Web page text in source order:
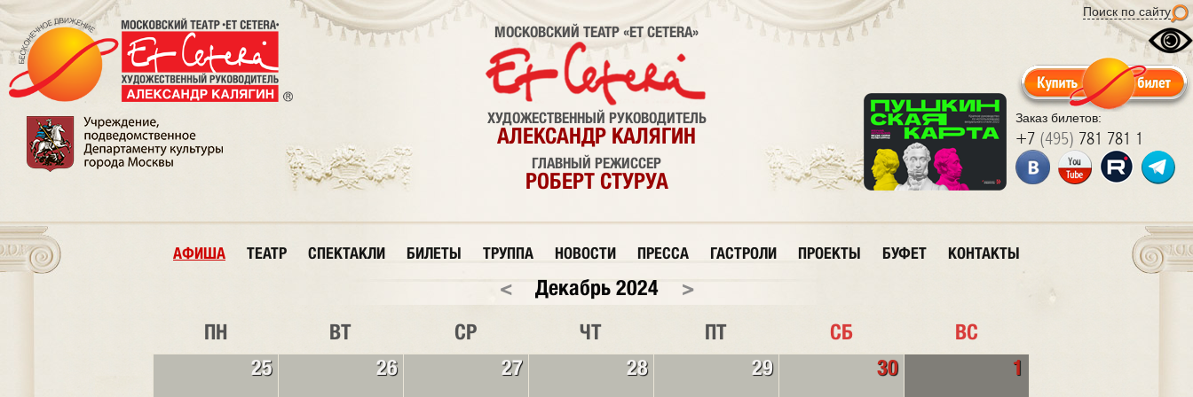
Поиск по сайту
Заказ билетов:
+7 (495) 781 781 1
МОСКОВСКИЙ ТЕАТР «ET CETERA»
ХУДОЖЕСТВЕННЫЙ РУКОВОДИТЕЛЬ
АЛЕКСАНДР КАЛЯГИН
ГЛАВНЫЙ РЕЖИССЕР
РОБЕРТ СТУРУА
АФИША ТЕАТР СПЕКТАКЛИ БИЛЕТЫ ТРУППА НОВОСТИ ПРЕССА ГАСТРОЛИ ПРОЕКТЫ БУФЕТ КОНТАКТЫ
< Декабрь 2024
>
ПН
ВТ СР ЧТ ПТ СБ
ВС
25
26 27 28 29 30 1